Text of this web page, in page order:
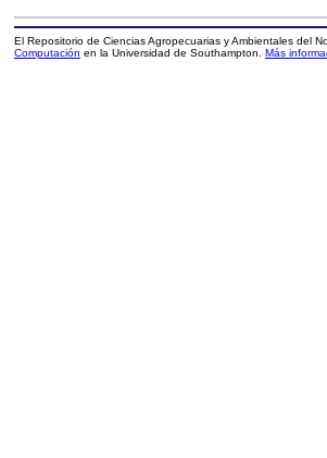
El Repositorio de Ciencias Agropecuarias y Ambientales del
Computación en la Universidad de Southampton. Más